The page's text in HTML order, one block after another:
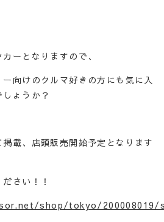
ーとなりますので、
向けのクルマ好きの方にも気に入
ょうか？
載、店頭販売開始予定となります
さい！！
shop/tokyo/